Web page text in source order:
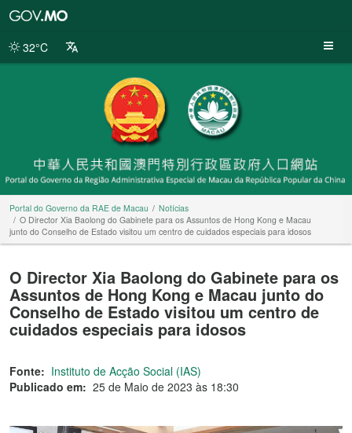
da
32°C
Portal do Governo da RAE de Macau
Notícias
O Director Xia Baolong do Gabinete para os Assuntos de Hong Kong e Macau
junto do Conselho de Estado visitou um centro de cuidados especiais para idosos
O Director Xia Baolong do Gabinete para os
Assuntos de Hong Kong e Macau junto do
Conselho de Estado visitou um centro de
cuidados especiais para idosos
Fonte: Instituto de Acção Social (IAS)
Publicado em: 25 de Maio de 2023 às 18:30